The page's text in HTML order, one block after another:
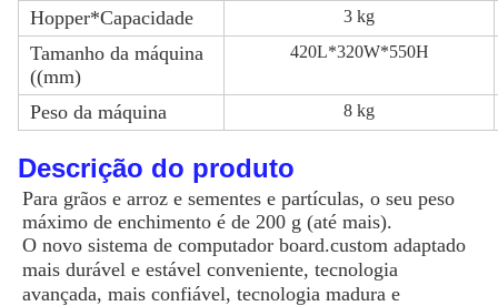
Hopper*Capacidade 3 kg
Tamanho da máquina
((mm)
420L*320W*550H
Peso da máquina 8 kg
Descrição do produto
Para grãos e arroz e sementes e partículas, o seu peso
máximo de enchimento é de 200 g (até mais).
O novo sistema de computador board.custom adaptado
mais durável e estável conveniente, tecnologia
avançada, mais confiável, tecnologia madura e